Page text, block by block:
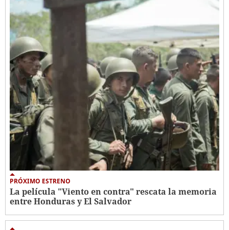
PRÓXIMO ESTRENO
La película "Viento en contra" rescata la memoria
entre Honduras y El Salvador